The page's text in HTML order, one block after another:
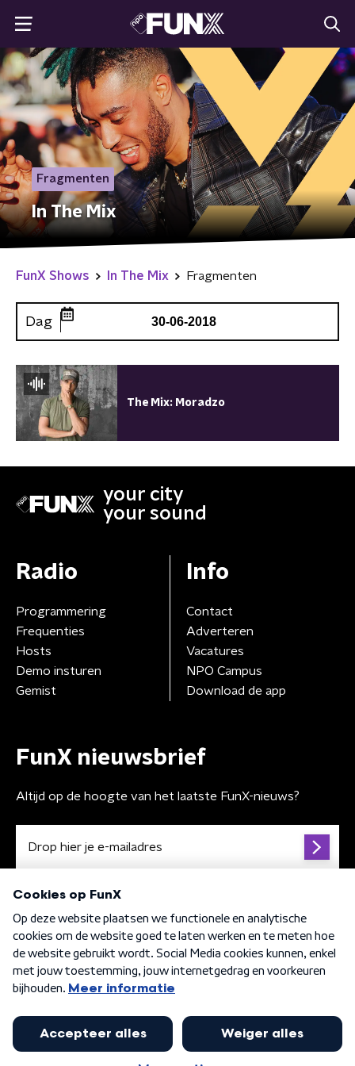
Fragmenten
In The Mix
FunX Shows In The Mix Fragmenten
Dag 30-06-2018
The Mix: Moradzo
your city
your sound
Radio
Programmering
Frequenties
Hosts
Demo insturen
Gemist
Info
Contact
Adverteren
Vacatures
NPO Campus
Download de app
FunX nieuwsbrief
Altijd op de hoogte van het laatste FunX-nieuws?
Algemene voorwaarden Privacybeleid